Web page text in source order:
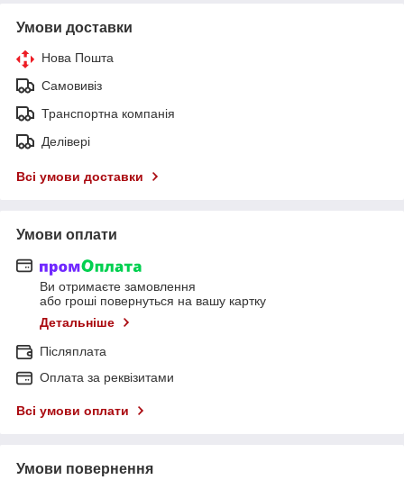
Умови доставки
Нова Пошта
Самовивіз
Транспортна компанія
Делівері
Всі умови доставки
Умови оплати
Ви отримаєте замовлення
або гроші повернуться на вашу картку
Детальніше
Післяплата
Оплата за реквізитами
Всі умови оплати
Умови повернення